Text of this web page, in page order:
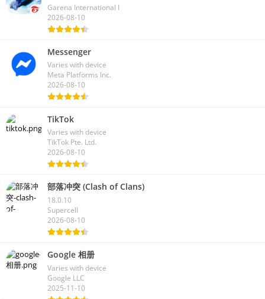
Garena International I
2026-08-10
Messenger
Varies with device
Meta Platforms Inc.
2026-08-10
TikTok
Varies with device
TikTok Pte. Ltd.
2026-08-10
部落冲突 (Clash of Clans)
18.0.10
Supercell
2026-08-10
Google 相册
Varies with device
Google LLC
2025-11-10